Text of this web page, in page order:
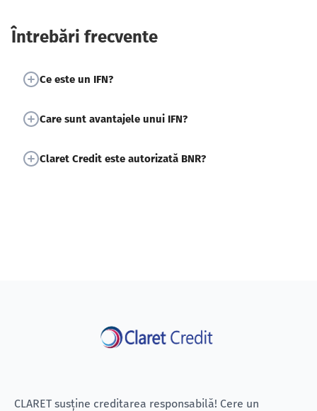
Întrebări frecvente
Ce este un IFN?
Care sunt avantajele unui IFN?
Claret Credit este autorizată BNR?
CLARET susține creditarea responsabilă! Cere un